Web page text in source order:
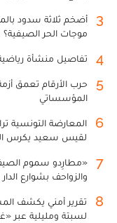
3
أضخم ثلاثة سدود
موجات الحر الصيفية؟
4 تفاصيل منشأة رياضية
5
حرب الأرقام تعمق
المؤسساتي
6
المعارضة التونسية
لقيس سعيد يكرس
7
«مطارِدو سموم
والزواحف بشوارع الدار
8
تقرير أمني يكشف
لسبتة ومليلية عبر